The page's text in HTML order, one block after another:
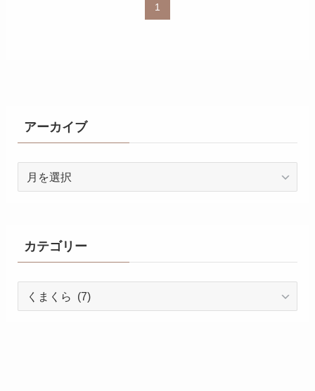
1
アーカイブ
カテゴリー